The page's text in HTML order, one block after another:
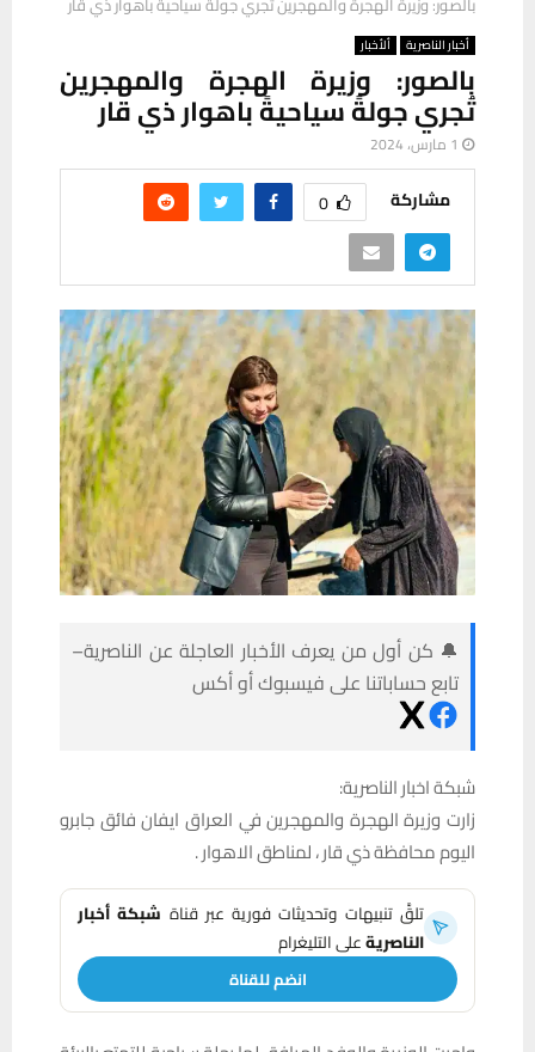
أخبار الناصرية ألأخبار
بالصور: وزيرة الهجرة والمهجرين
تُجري جولةً سياحيةً باهوار ذي قار
1 مارس، 2024
مشاركة 0
🔔 كن أول من يعرف الأخبار العاجلة عن الناصرية–
تابع حساباتنا على فيسبوك أو أكس
شبكة اخبار الناصرية:
زارت وزيرة الهجرة والمهجرين في العراق ايفان فائق جابرو
اليوم محافظة ذي قار ، لمناطق الاهوار .
تلقَّ تنبيهات وتحديثات فورية عبر قناة شبكة أخبار
الناصريةعلى التليغرام
انضم للقناة